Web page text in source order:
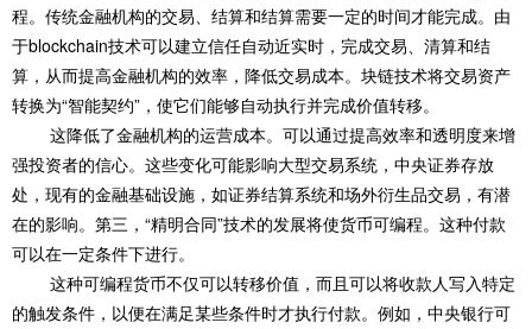
程。传统金融机构的交易、结算和结算需要一定的时间才能完成。由
于blockchain技术可以建立信任自动近实时，完成交易、清算和结
算，从而提高金融机构的效率，降低交易成本。块链技术将交易资产
转换为“智能契约”，使它们能够自动执行并完成价值转移。
这降低了金融机构的运营成本。可以通过提高效率和透明度来增
强投资者的信心。这些变化可能影响大型交易系统，中央证券存放
处，现有的金融基础设施，如证券结算系统和场外衍生品交易，有潜
在的影响。第三，“精明合同”技术的发展将使货币可编程。这种付款
可以在一定条件下进行。
这种可编程货币不仅可以转移价值，而且可以将收款人写入特定
的触发条件，以便在满足某些条件时才执行付款。例如，中央银行可